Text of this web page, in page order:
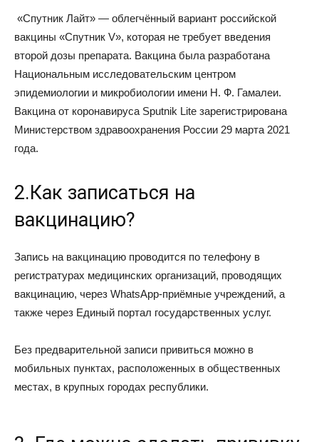
«Спутник Лайт» — облегчённый вариант российской
вакцины «Спутник V», которая не требует введения
второй дозы препарата. Вакцина была разработана
Национальным исследовательским центром
эпидемиологии и микробиологии имени Н. Ф. Гамалеи.
Вакцина от коронавируса Sputnik Lite зарегистрирована
Министерством здравоохранения России 29 марта 2021
года.
2.Как записаться на
вакцинацию?
Запись на вакцинацию проводится по телефону в
регистратурах медицинских организаций, проводящих
вакцинацию, через WhatsApp-приёмные учреждений, а
также через Единый портал государственных услуг.
Без предварительной записи привиться можно в
мобильных пунктах, расположенных в общественных
местах, в крупных городах республики.